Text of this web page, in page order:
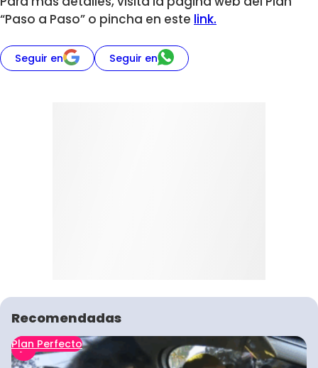
“Paso a Paso” o pincha en este link.
Seguir en Seguir en
Recomendadas
Plan Perfecto